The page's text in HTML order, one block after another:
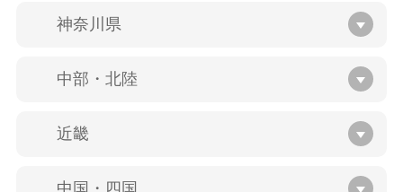
神奈川県
中部・北陸
近畿
中国・四国